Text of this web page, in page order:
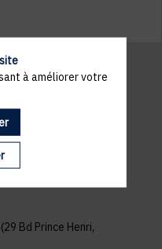
Bd Prince Henri,
à améliorer votre